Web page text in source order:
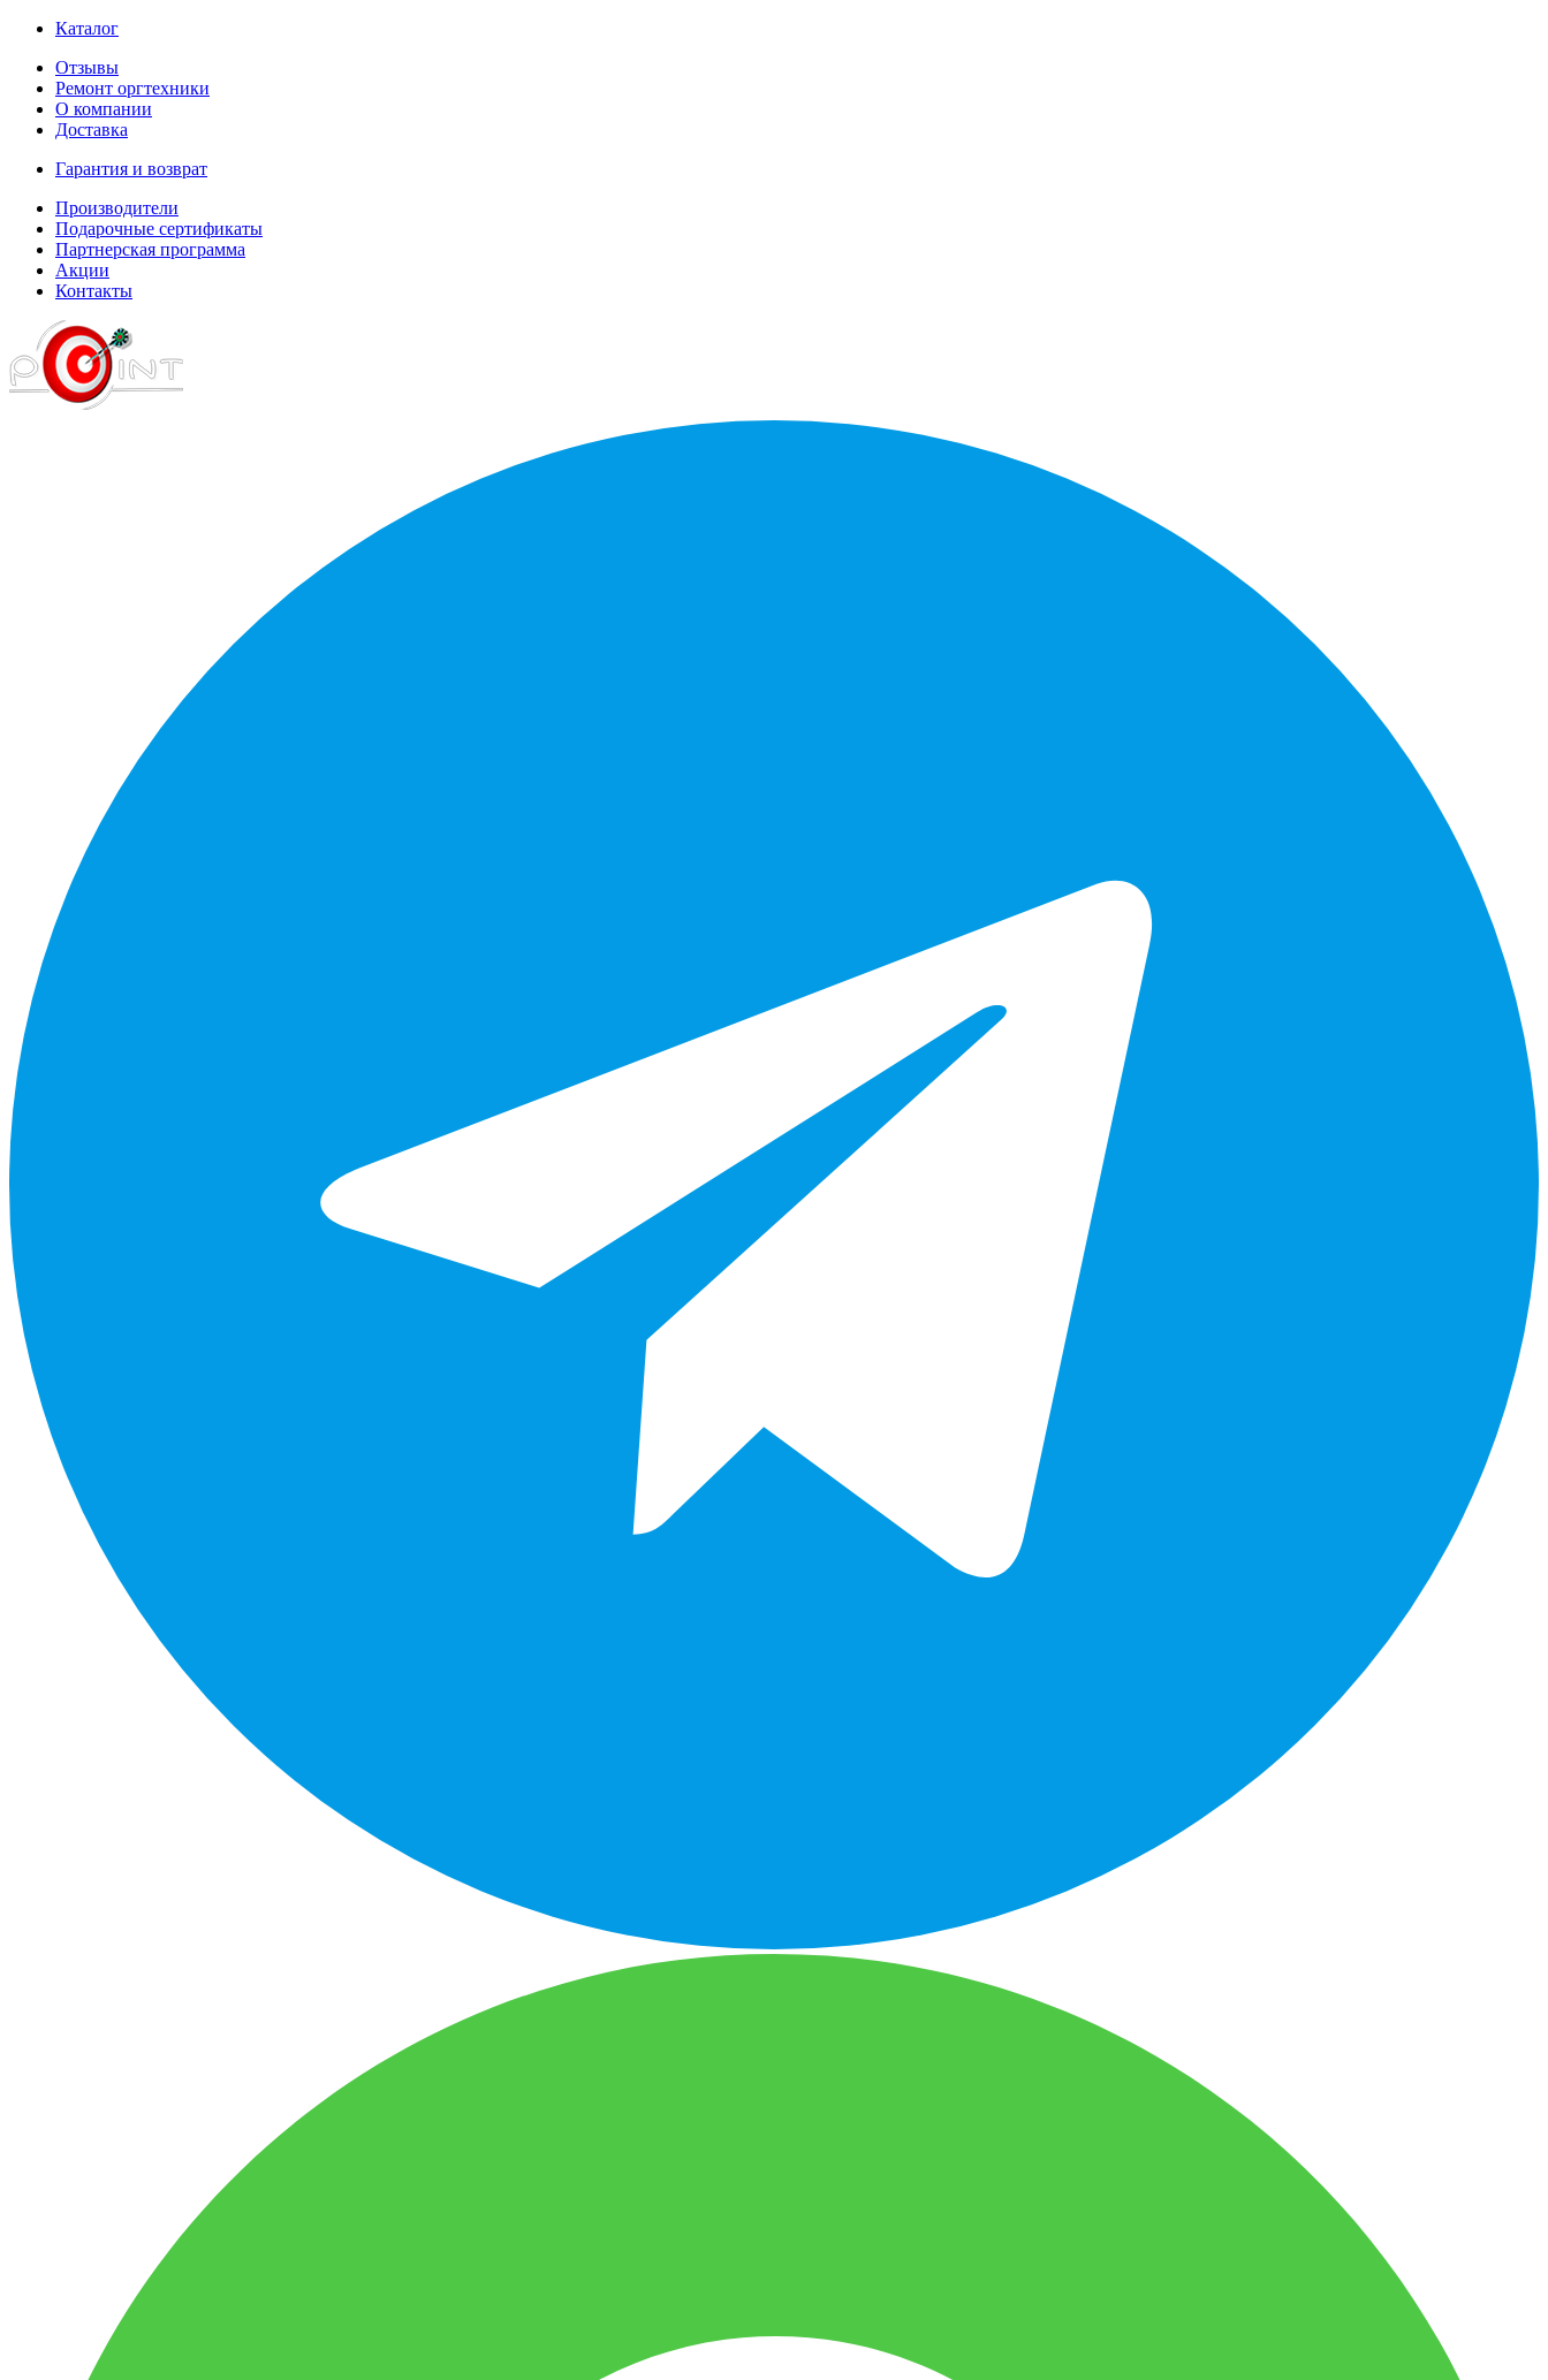
Каталог
Отзывы
Ремонт оргтехники
О компании
Доставка
Гарантия и возврат
Производители
Подарочные сертификаты
Партнерская программа
Акции
Контакты